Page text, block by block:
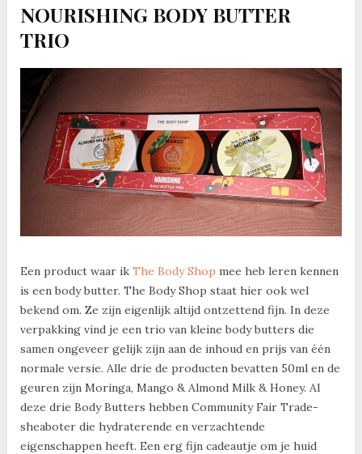
NOURISHING BODY BUTTER
TRIO
Een product waar ikThe Body Shop mee heb leren kennen
is een body butter. The Body Shop staat hier ook wel
bekend om. Ze zijn eigenlijk altijd ontzettend fijn. In deze
verpakking vind je een trio van kleine body butters die
samen ongeveer gelijk zijn aan de inhoud en prijs van één
normale versie. Alle drie de producten bevatten 50ml en de
geuren zijn Moringa, Mango & Almond Milk & Honey. Al
deze drie Body Butters hebben Community Fair Trade-
sheaboter die hydraterende en verzachtende
eigenschappen heeft. Een erg fijn cadeautje om je huid